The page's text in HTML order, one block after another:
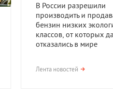
В России разрешили
производить и
бензин низких
классов, от которых
отказались в мире
вчера, 17:23
Лента новостей